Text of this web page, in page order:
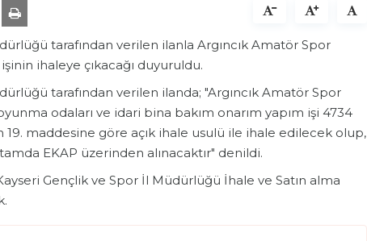
tarafından verilen ilanla Argıncık Amatör Spor
ihaleye çıkacağı duyuruldu.
tarafından verilen ilanda; "Argıncık Amatör Spor
odaları ve idari bina bakım onarım yapım işi 4734
19. maddesine göre açık ihale usulü ile ihale edilecek olup,
EKAP üzerinden alınacaktır" denildi.
Gençlik ve Spor İl Müdürlüğü İhale ve Satın alma